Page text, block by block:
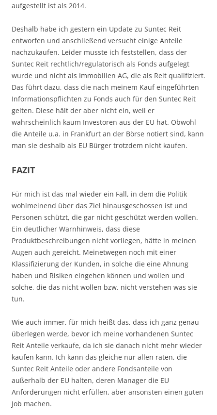
aufgestellt ist als 2014.
Deshalb habe ich gestern ein Update zu Suntec Reit
entworfen und anschließend versucht einige Anteile
nachzukaufen. Leider musste ich feststellen, dass der
Suntec Reit rechtlich/regulatorisch als Fonds aufgelegt
wurde und nicht als Immobilien AG, die als Reit qualifiziert.
Das führt dazu, dass die nach meinem Kauf eingeführten
Informationspflichten zu Fonds auch für den Suntec Reit
gelten. Diese hält der aber nicht ein, weil er
wahrscheinlich kaum Investoren aus der EU hat. Obwohl
die Anteile u.a. in Frankfurt an der Börse notiert sind, kann
man sie deshalb als EU Bürger trotzdem nicht kaufen.
FAZIT
Für mich ist das mal wieder ein Fall, in dem die Politik
wohlmeinend über das Ziel hinausgeschossen ist und
Personen schützt, die gar nicht geschützt werden wollen.
Ein deutlicher Warnhinweis, dass diese
Produktbeschreibungen nicht vorliegen, hätte in meinen
Augen auch gereicht. Meinetwegen noch mit einer
Klassifizierung der Kunden, in solche die eine Ahnung
haben und Risiken eingehen können und wollen und
solche, die das nicht wollen bzw. nicht verstehen was sie
tun.
Wie auch immer, für mich heißt das, dass ich ganz genau
überlegen werde, bevor ich meine vorhandenen Suntec
Reit Anteile verkaufe, da ich sie danach nicht mehr wieder
kaufen kann. Ich kann das gleiche nur allen raten, die
Suntec Reit Anteile oder andere Fondsanteile von
außerhalb der EU halten, deren Manager die EU
Anforderungen nicht erfüllen, aber ansonsten einen guten
Job machen.